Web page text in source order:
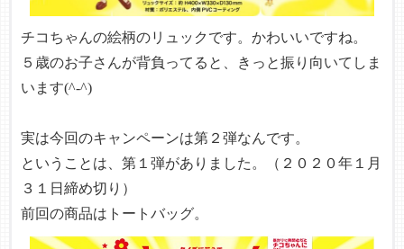
チコちゃんの絵柄のリュックです。かわいいですね。
５歳のお子さんが背負ってると、きっと振り向いてしま
います(^-^)
実は今回のキャンペーンは第２弾なんです。
ということは、第１弾がありました。（２０２０年１月
３１日締め切り）
前回の商品はトートバッグ。